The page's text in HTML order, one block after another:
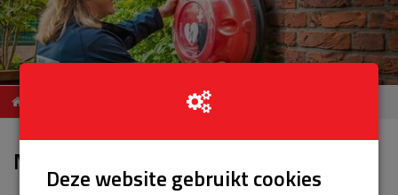
NieuwsDeze website gebruikt cookies